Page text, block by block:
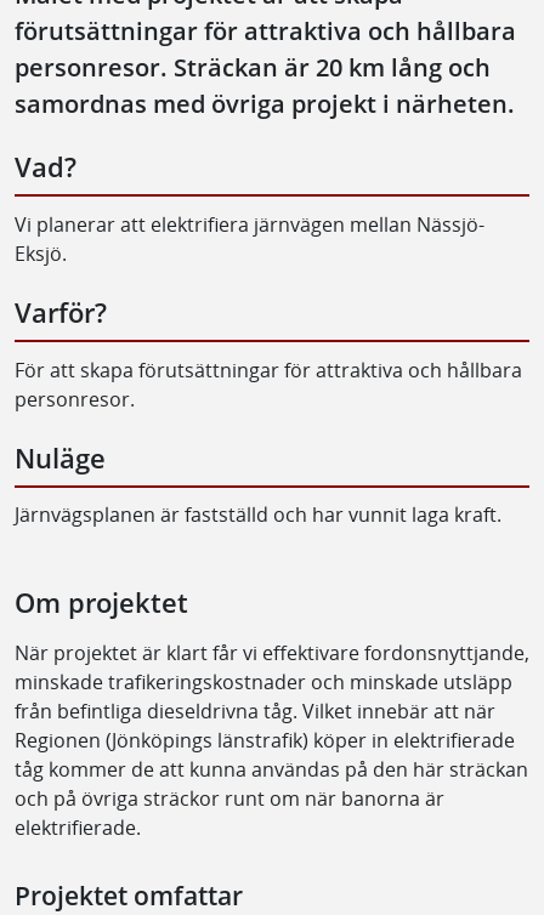
förutsättningar för attraktiva och hållbara
personresor. Sträckan är 20 km lång och
samordnas med övriga projekt i närheten.
Vad?
Vi planerar att elektrifiera järnvägen mellan Nässjö-
Eksjö.
Varför?
För att skapa förutsättningar för attraktiva och hållbara
personresor.
Nuläge
Järnvägsplanen är fastställd och har vunnit laga kraft.
Om projektet
När projektet är klart får vi effektivare fordonsnyttjande,
minskade trafikeringskostnader och minskade utsläpp
från befintliga dieseldrivna tåg. Vilket innebär att när
Regionen (Jönköpings länstrafik) köper in elektrifierade
tåg kommer de att kunna användas på den här sträckan
och på övriga sträckor runt om när banorna är
elektrifierade.
Projektet omfattar